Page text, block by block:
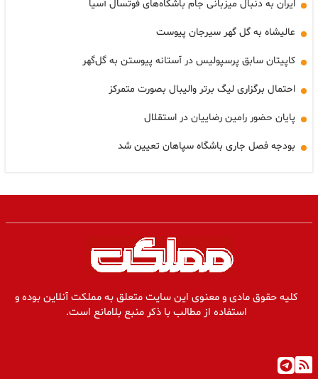
ایران به دنبال میزبانی جام باشگاه‌های فوتسال آسیا
عالیشاه به گل گهر سیرجان پیوست
کاپیتان سابق پرسپولیس در آستانه پیوستن به گل‌گهر
احتمال برگزاری لیگ برتر والیبال بصورت متمرکز
پایان حضور رامین رضاییان در استقلال
بودجه فصل جاری باشگاه سپاهان تعیین شد
کلیه حقوق مادی و معنوی این سایت متعلق به مملکت آنلاین بوده و
استفاده از مطالب با ذکر منبع بلامانع است.